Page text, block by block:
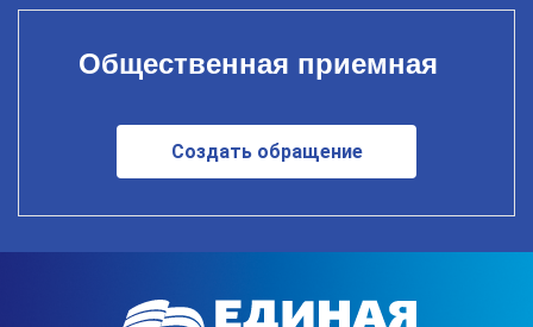
Общественная приемная
Создать обращение